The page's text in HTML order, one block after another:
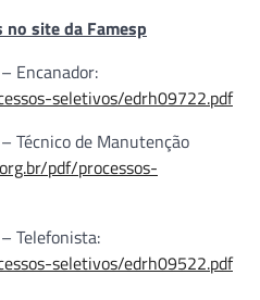
site da Famesp
Encanador:
seletivos/edrh09722.pdf
Técnico de Manutenção
pdf/processos-
Telefonista:
seletivos/edrh09522.pdf